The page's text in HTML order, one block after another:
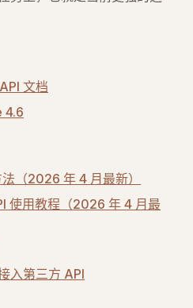
文档
4.6
（2026 年 4 月最新）
使用教程（2026 年 4 月最
入第三方 API